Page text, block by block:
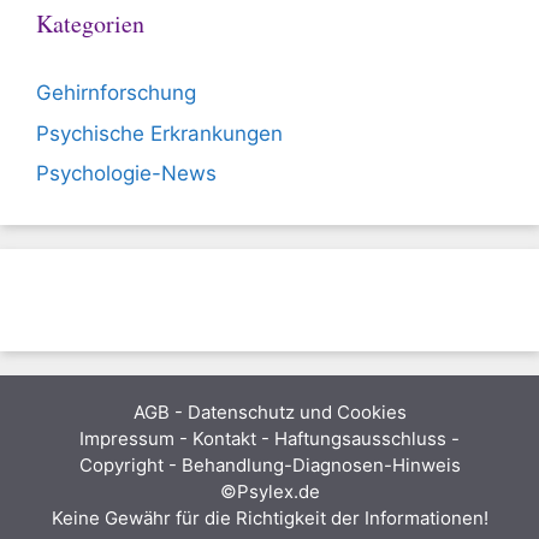
Kategorien
Gehirnforschung
Psychische Erkrankungen
Psychologie-News
AGB - Datenschutz und Cookies
Impressum - Kontakt - Haftungsausschluss -
Copyright - Behandlung-Diagnosen-Hinweis
©Psylex.de
Keine Gewähr für die Richtigkeit der Informationen!